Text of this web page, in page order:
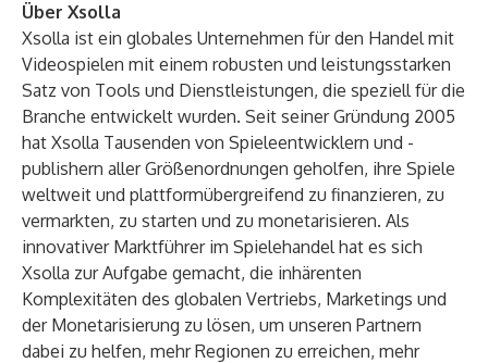
Über Xsolla
Xsolla ist ein globales Unternehmen für den Handel mit
Videospielen mit einem robusten und leistungsstarken
Satz von Tools und Dienstleistungen, die speziell für die
Branche entwickelt wurden. Seit seiner Gründung 2005
hat Xsolla Tausenden von Spieleentwicklern und -
publishern aller Größenordnungen geholfen, ihre Spiele
weltweit und plattformübergreifend zu finanzieren, zu
vermarkten, zu starten und zu monetarisieren. Als
innovativer Marktführer im Spielehandel hat es sich
Xsolla zur Aufgabe gemacht, die inhärenten
Komplexitäten des globalen Vertriebs, Marketings und
der Monetarisierung zu lösen, um unseren Partnern
dabei zu helfen, mehr Regionen zu erreichen, mehr